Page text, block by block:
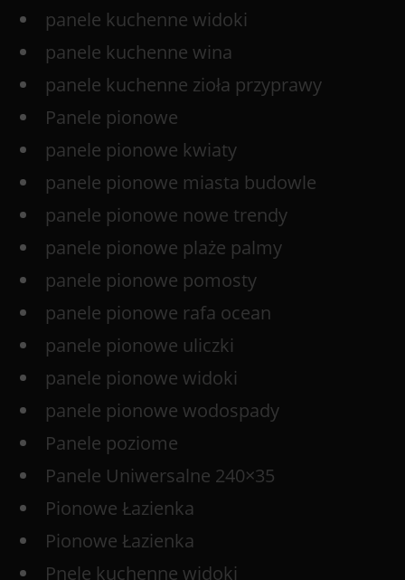
panele kuchenne widoki
panele kuchenne wina
panele kuchenne zioła przyprawy
Panele pionowe
panele pionowe kwiaty
panele pionowe miasta budowle
panele pionowe nowe trendy
panele pionowe plaże palmy
panele pionowe pomosty
panele pionowe rafa ocean
panele pionowe uliczki
panele pionowe widoki
panele pionowe wodospady
Panele poziome
Panele Uniwersalne 240×35
Pionowe Łazienka
Pionowe Łazienka
Pnele kuchenne widoki